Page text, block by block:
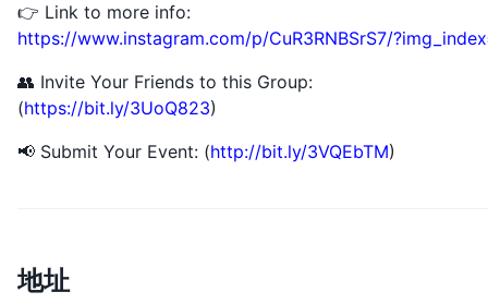
👉 Link to more info:
https://www.instagram.com/p/CuR3RNBSrS7/
👥 Invite Your Friends to this Group:
(https://bit.ly/3UoQ823)
📢 Submit Your Event: (http://bit.ly/3VQEbTM)
地址